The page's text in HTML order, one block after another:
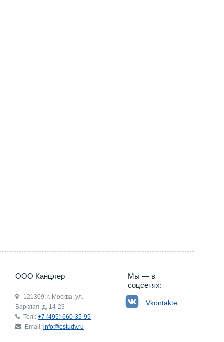
ООО Канцлер
121309, г. Москва, ул.
Барклая, д. 14-23
Тел.: +7 (495) 660-35-95
Email: info@estudy.ru
Мы — в
соцсетях:
Vkontakte